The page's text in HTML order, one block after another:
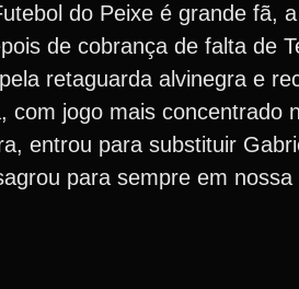
do Peixe é grande fã,
de cobrança de falta de
retaguarda alvinegra e
jogo mais concentrado
entrou para substituir
para sempre em nossa